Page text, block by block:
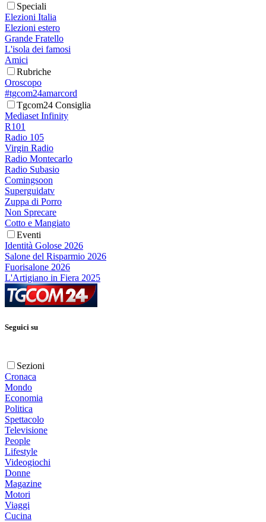
Speciali
Elezioni Italia
Elezioni estero
Grande Fratello
L'isola dei famosi
Amici
Rubriche
Oroscopo
#tgcom24amarcord
Tgcom24 Consiglia
Mediaset Infinity
R101
Radio 105
Virgin Radio
Radio Montecarlo
Radio Subasio
Comingsoon
Superguidatv
Zuppa di Porro
Non Sprecare
Cotto e Mangiato
Eventi
Identità Golose 2026
Salone del Risparmio 2026
Fuorisalone 2026
L'Artigiano in Fiera 2025
Seguici su
Sezioni
Cronaca
Mondo
Economia
Politica
Spettacolo
Televisione
People
Lifestyle
Videogiochi
Donne
Magazine
Motori
Viaggi
Cucina